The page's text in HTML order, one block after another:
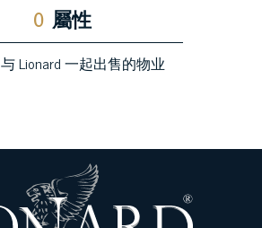
0 屬性
与 Lionard 一起出售的物业